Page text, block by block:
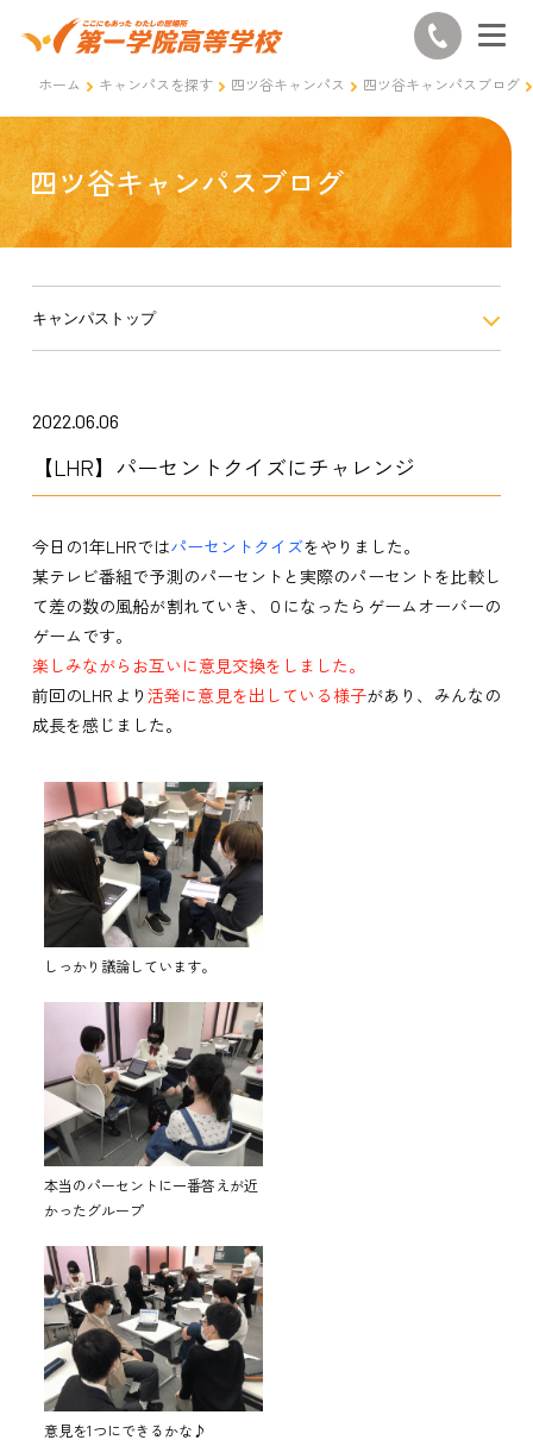
ホーム キャンパスを探す 四ツ谷キャンパス 四ツ谷キャンパスブログ
四ツ谷キャンパスブログ
キャンパストップ
2022.06.06
【LHR】パーセントクイズにチャレンジ
今日の1年LHRではパーセントクイズをやりました。
某テレビ番組で予測のパーセントと実際のパーセントを比較し
て差の数の風船が割れていき、０になったらゲームオーバーの
ゲームです。
楽しみながらお互いに意見交換をしました。
前回のLHRより 活発に意見を出している様子があり、みんなの
成長を感じました。
しっかり議論しています。
本当のパーセントに一番答えが近
かったグループ
意見を1つにできるかな♪